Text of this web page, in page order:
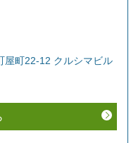
、11/14、12/5
屋町22-12 クルシマビル